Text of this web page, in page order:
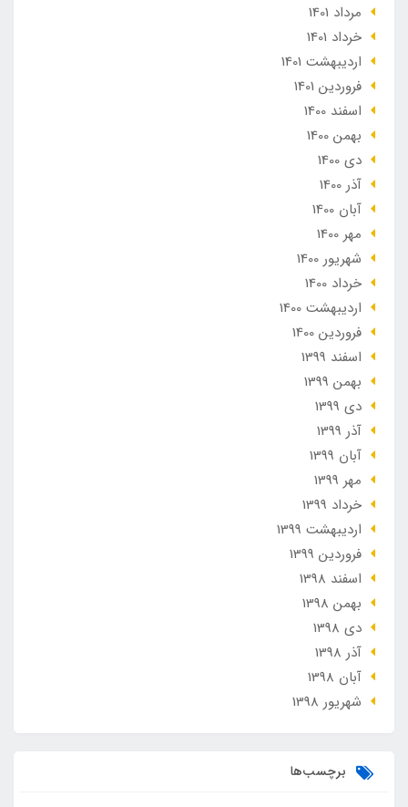
مرداد 1401
خرداد 1401
ارديبهشت 1401
فروردین 1401
اسفند 1400
بهمن 1400
دی 1400
آذر 1400
آبان 1400
مهر 1400
شهریور 1400
خرداد 1400
ارديبهشت 1400
فروردین 1400
اسفند 1399
بهمن 1399
دی 1399
آذر 1399
آبان 1399
مهر 1399
خرداد 1399
ارديبهشت 1399
فروردین 1399
اسفند 1398
بهمن 1398
دی 1398
آذر 1398
آبان 1398
شهریور 1398
برچسب‌ها